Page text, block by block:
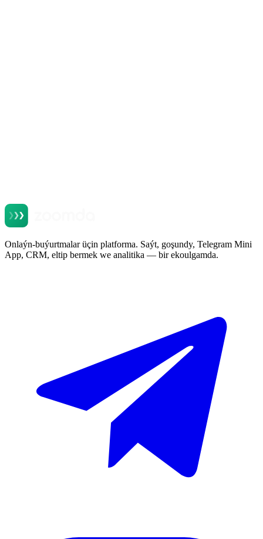
Onlaýn-buýurtmalar üçin platforma. Saýt, goşundy, Telegram Mini
App, CRM, eltip bermek we analitika — bir ekoulgamda.